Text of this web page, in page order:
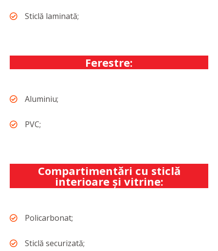
Sticlă laminată;
Ferestre:
Aluminiu;
PVC;
Compartimentări cu sticlă
interioare şi vitrine:
Policarbonat;
Sticlă securizată;